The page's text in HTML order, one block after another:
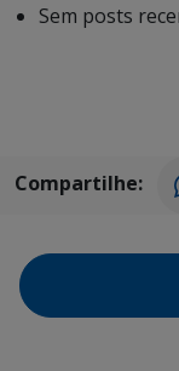
Sem posts
Compartilhe: